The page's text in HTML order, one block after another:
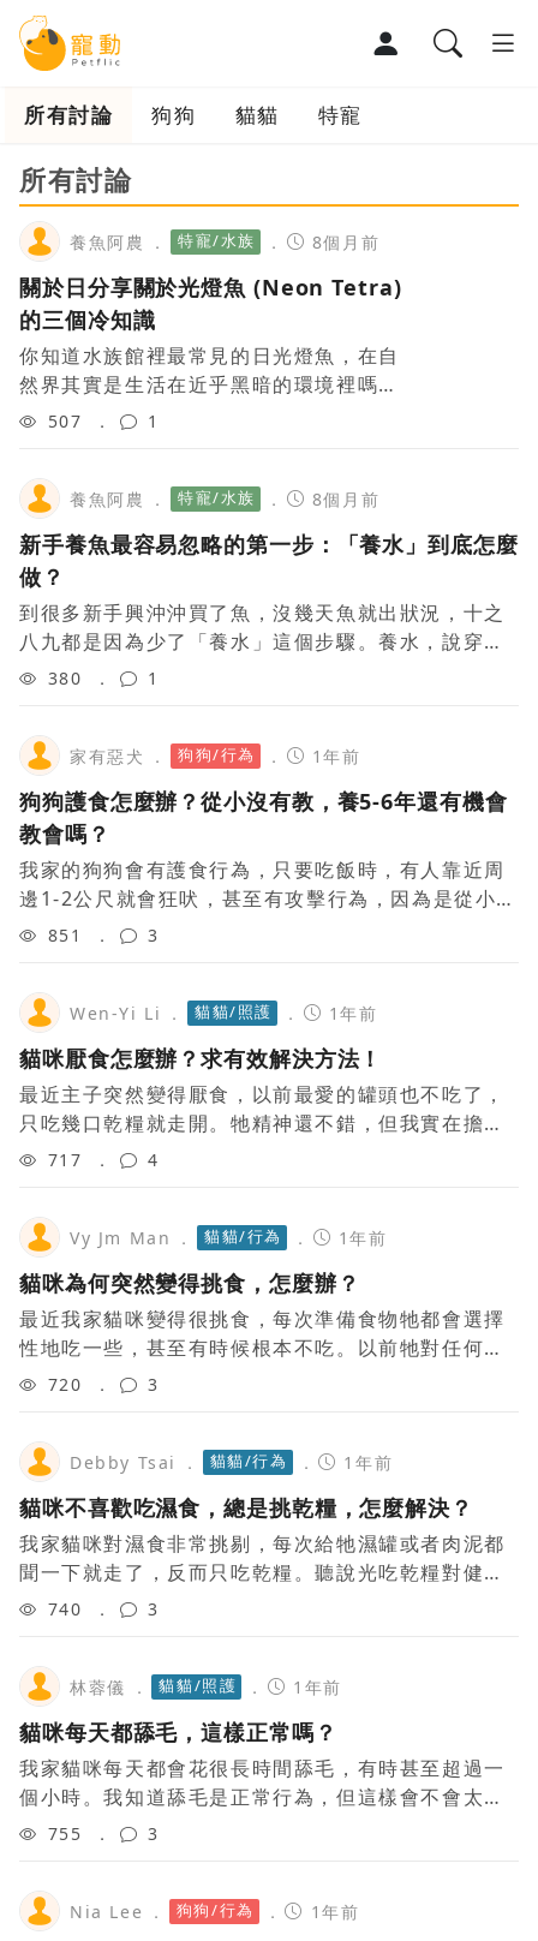
寵物部落格
寵物討論區
所有討論 狗狗 貓貓 特寵
所有討論
養魚阿農 特寵/水族 8個月前
關於日分享關於光燈魚 (Neon Tetra)
的三個冷知識
你知道水族館裡最常見的日光燈魚，在自
然界其實是生活在近乎黑暗的環境裡嗎？
這種小魚的故鄉在南美洲亞馬遜河上游的
507 1
養魚阿農 特寵/水族 8個月前
新手養魚最容易忽略的第一步：「養水」到底怎麼
做？
到很多新手興沖沖買了魚，沒幾天魚就出狀況，十之
八九都是因為少了「養水」這個步驟。養水，說穿了
就是在「養菌」——培養硝化菌。魚的糞便和飼料會
380 1
家有惡犬 狗狗/行為 1年前
狗狗護食怎麼辦？從小沒有教，養5-6年還有機會
教會嗎？
我家的狗狗會有護食行為，只要吃飯時，有人靠近周
邊1-2公尺就會狂吠，甚至有攻擊行為，因為是從小流
浪收編，所以一直沒有辦法去改善這個習慣，現在家
851 3
Wen-Yi Li 貓貓/照護 1年前
貓咪厭食怎麼辦？求有效解決方法！
最近主子突然變得厭食，以前最愛的罐頭也不吃了，
只吃幾口乾糧就走開。牠精神還不錯，但我實在擔心
長期下去會營養不良。有些人建議換糧，但也有人說
717 4
Vy Jm Man 貓貓/行為 1年前
貓咪為何突然變得挑食，怎麼辦？
最近我家貓咪變得很挑食，每次準備食物牠都會選擇
性地吃一些，甚至有時候根本不吃。以前牠對任何食
物都很有興趣，但現在似乎對大部分飼料都不感興
720 3
Debby Tsai 貓貓/行為 1年前
貓咪不喜歡吃濕食，總是挑乾糧，怎麼解決？
我家貓咪對濕食非常挑剔，每次給牠濕罐或者肉泥都
聞一下就走了，反而只吃乾糧。聽說光吃乾糧對健康
不好，容易得泌尿系統的問題。我試著把濕食和乾糧
740 3
林蓉儀 貓貓/照護 1年前
貓咪每天都舔毛，這樣正常嗎？
我家貓咪每天都會花很長時間舔毛，有時甚至超過一
個小時。我知道舔毛是正常行為，但這樣會不會太頻
繁？會不會造成毛球問題？有什麼方法可以幫助牠排
755 3
Nia Lee 狗狗/行為 1年前